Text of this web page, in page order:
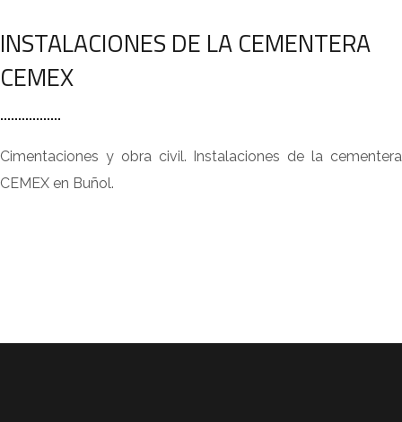
INSTALACIONES DE LA CEMENTERA
CEMEX
Cimentaciones y obra civil. Instalaciones de la cementera
CEMEX en Buñol.